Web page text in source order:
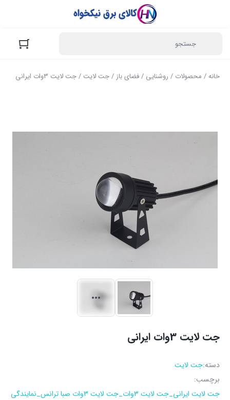
خانه/ محصولات / روشنایی /فضای باز /جت لایت / جت لایت 3وات ایرانی
جت لایت 3وات ایرانی
دسته:جت لایت
برچسب:
جت لایت ایرانی_جت لایت 3وات_جت لایت 3وات صبا ترانس_نمایندگی